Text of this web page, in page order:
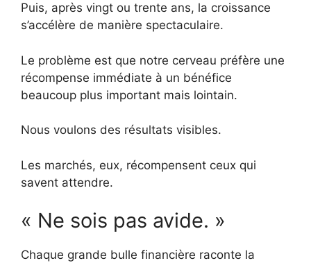
Puis, après vingt ou trente ans, la croissance
s’accélère de manière spectaculaire.
Le problème est que notre cerveau préfère une
récompense immédiate à un bénéfice
beaucoup plus important mais lointain.
Nous voulons des résultats visibles.
Les marchés, eux, récompensent ceux qui
savent attendre.
« Ne sois pas avide. »
Chaque grande bulle financière raconte la